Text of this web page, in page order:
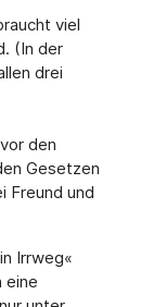
viel
(In der
drei
den
Gesetzen
Freund und
Irrweg«
eine